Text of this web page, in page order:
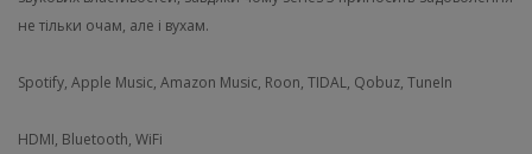
не тільки очам, але і вухам.
Spotify, Apple Music, Amazon Music, Roon, TIDAL, Qobuz, TuneIn
HDMI, Bluetooth, WiFi